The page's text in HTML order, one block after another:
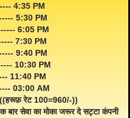
4:35 PM
5:30 PM
6:05 PM
7:30 PM
9:40 PM
10:30 PM
11:40 PM
03:00 AM
रेट 100=960/-))
बार सेवा का मोका जरूर दे सट्टा कंपनी